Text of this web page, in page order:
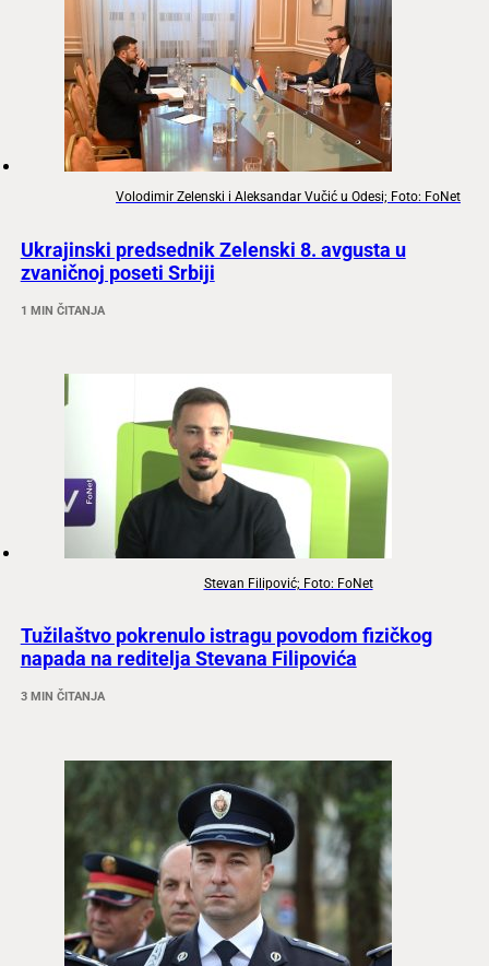
Volodimir Zelenski i Aleksandar Vučić u Odesi; Foto: FoNet
Ukrajinski predsednik Zelenski 8. avgusta u
zvaničnoj poseti Srbiji
1 MIN ČITANJA
Stevan Filipović; Foto: FoNet
Tužilaštvo pokrenulo istragu povodom fizičkog
napada na reditelja Stevana Filipovića
3 MIN ČITANJA